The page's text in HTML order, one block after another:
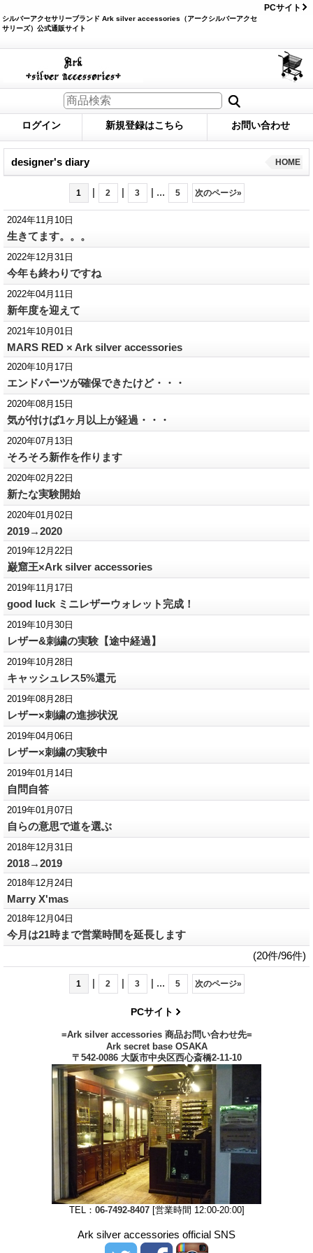
シルバーアクセサリーブランド Ark silver accessories（アークシルバーアクセ
サリーズ）公式通販サイト
PCサイト
ログイン 新規登録はこちら お問い合わせ
designer's diary HOME
1 | 2 | 3 | ... 5 次のページ»
2024年11月10日
生きてます。。。
2022年12月31日
今年も終わりですね
2022年04月11日
新年度を迎えて
2021年10月01日
MARS RED × Ark silver accessories
2020年10月17日
エンドパーツが確保できたけど・・・
2020年08月15日
気が付けば1ヶ月以上が経過・・・
2020年07月13日
そろそろ新作を作ります
2020年02月22日
新たな実験開始
2020年01月02日
2019→2020
2019年12月22日
巌窟王×Ark silver accessories
2019年11月17日
good luck ミニレザーウォレット完成！
2019年10月30日
レザー&刺繍の実験【途中経過】
2019年10月28日
キャッシュレス5%還元
2019年08月28日
レザー×刺繍の進捗状況
2019年04月06日
レザー×刺繍の実験中
2019年01月14日
自問自答
2019年01月07日
自らの意思で道を選ぶ
2018年12月31日
2018→2019
2018年12月24日
Marry X'mas
2018年12月04日
今月は21時まで営業時間を延長します
(20件/96件)
1 | 2 | 3 | ... 5 次のページ»
PCサイト
=Ark silver accessories 商品お問い合わせ先=
Ark secret base OSAKA
〒542-0086 大阪市中央区西心斎橋2-11-10
TEL： 06-7492-8407[営業時間 12:00-20:00]
Ark silver accessories official SNS